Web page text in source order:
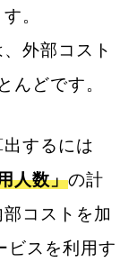
。
、外部コスト
んどです。
するには
人数」の計
コストを加
ビスを利用す